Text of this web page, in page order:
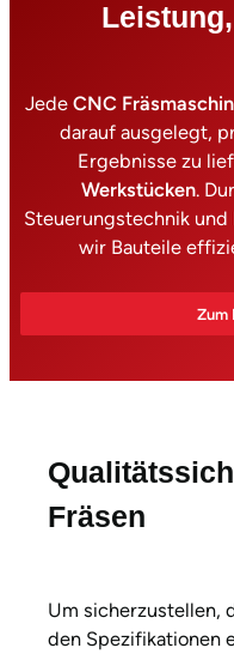
Jede CNC
darauf ausgelegt,
Ergebnisse zu
Werkstücken.
Steuerungstechnik
wir Bauteile
Zum
Fräsen
Um sicherzustellen,
den Spezifikationen